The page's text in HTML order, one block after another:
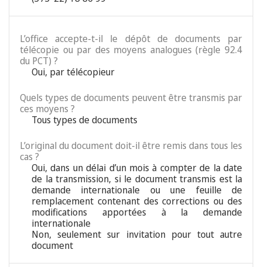
L’office accepte-t-il le dépôt de documents par
télécopie ou par des moyens analogues (règle 92.4
du PCT) ?
Oui, par télécopieur
Quels types de documents peuvent être transmis par
ces moyens ?
Tous types de documents
L’original du document doit-il être remis dans tous les
cas ?
Oui, dans un délai d’un mois à compter de la date
de la transmission, si le document transmis est la
demande internationale ou une feuille de
remplacement contenant des corrections ou des
modifications apportées à la demande
internationale
Non, seulement sur invitation pour tout autre
document